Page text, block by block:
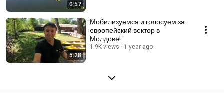
0:57
5:28
Мобилизуемся и голосуем за
европейский вектор в
Молдове!
1.9K views 1 year ago